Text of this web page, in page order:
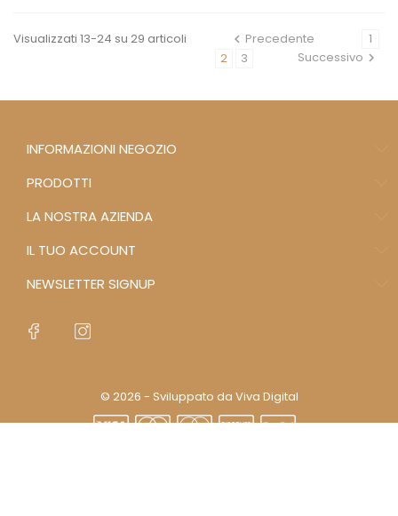
Visualizzati 13-24 su 29 articoli Precedente
1
2
3 Successivo
INFORMAZIONI NEGOZIO
PRODOTTI
LA NOSTRA AZIENDA
IL TUO ACCOUNT
NEWSLETTER SIGNUP
© 2026 - Sviluppato da Viva Digital